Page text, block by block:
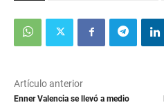
Artículo anterior
Enner Valencia se llevó a medio